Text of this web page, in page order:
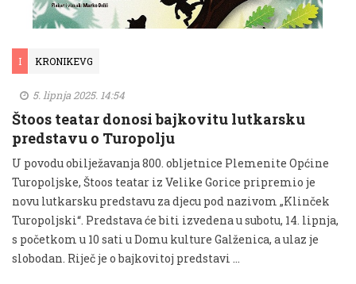
I KRONIKEVG
5. lipnja 2025. 14:54
Štoos teatar donosi bajkovitu lutkarsku
predstavu o Turopolju
U povodu obilježavanja 800. obljetnice Plemenite Općine
Turopoljske, Štoos teatar iz Velike Gorice pripremio je
novu lutkarsku predstavu za djecu pod nazivom „Klinček
Turopoljski“. Predstava će biti izvedena u subotu, 14. lipnja,
s početkom u 10 sati u Domu kulture Galženica, a ulaz je
slobodan. Riječ je o bajkovitoj predstavi …